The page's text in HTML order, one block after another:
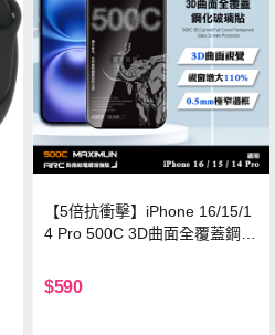
【5倍抗衝擊】iPhone 16/15/1
4 Pro 500C 3D曲面全覆蓋鋼化
保護貼
$590